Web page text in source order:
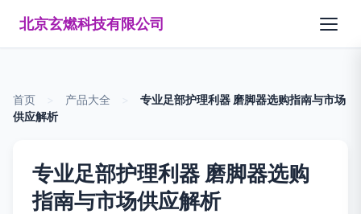
北京玄燃科技有限公司
首页 产品大全
专业足部护理利器 磨脚器选购指南与市场
供应解析
专业足部护理利器 磨脚器选购
指南与市场供应解析